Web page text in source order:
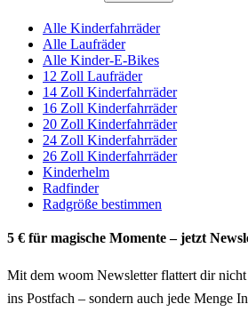
Alle Kinderfahrräder
Alle Laufräder
Alle Kinder-E-Bikes
12 Zoll Laufräder
14 Zoll Kinderfahrräder
16 Zoll Kinderfahrräder
20 Zoll Kinderfahrräder
24 Zoll Kinderfahrräder
26 Zoll Kinderfahrräder
Kinderhelm
Radfinder
Radgröße bestimmen
5 € für magische Momente – jetzt
Mit dem woom Newsletter flattert dir
ins Postfach – sondern auch jede Menge